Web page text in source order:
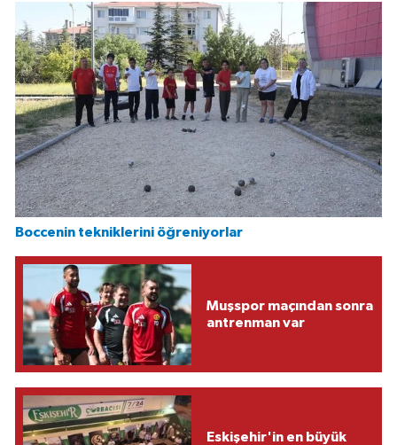
Boccenin tekniklerini öğreniyorlar
Muşspor maçından sonra
antrenman var
Eskişehir'in en büyük